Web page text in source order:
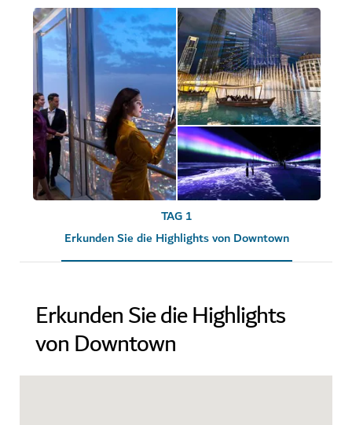
TAG 1
Erkunden Sie die Highlights von Downtown
Erkunden Sie die Highlights
von Downtown